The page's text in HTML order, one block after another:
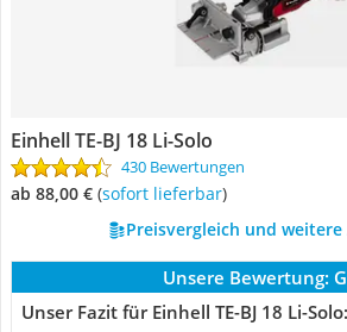
Einhell TE-BJ 18 Li-Solo
430 Bewertungen
ab 88,00 € ( Sofort lieferbar)
Preisvergleich und weitere
Unsere Bewertung:
Unser Fazit für Einhell TE-BJ 18 Li-Solo: